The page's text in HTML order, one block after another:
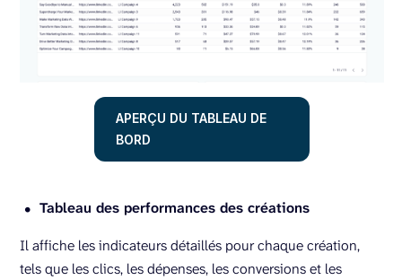
APERÇU DU TABLEAU DE
BORD
Tableau des performances des créations
Il affiche les indicateurs détaillés pour chaque création,
tels que les clics, les dépenses, les conversions et les